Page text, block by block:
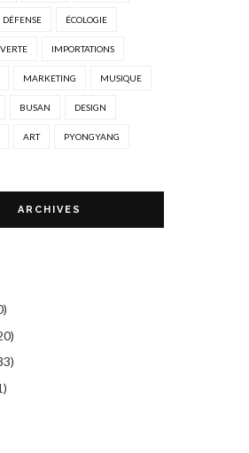
DÉFENSE ÉCOLOGIE
IMPORTATIONS
MARKETING MUSIQUE
BUSAN DESIGN
ART PYONGYANG
ARCHIVES